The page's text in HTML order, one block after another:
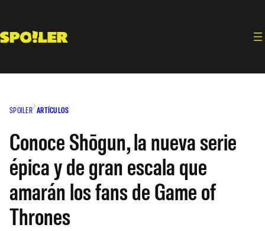
contenido
SPOILER ARTÍCULOS
Conoce Shōgun, la nueva serie
épica y de gran escala que
amarán los fans de Game of
Thrones